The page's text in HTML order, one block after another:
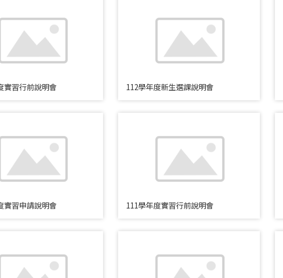
實習行前說明會 112學年度新生選課說明會
實習申請說明會 111學年度實習行前說明會